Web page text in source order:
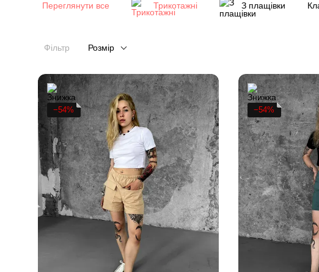
Переглянути все Трикотажні З плащівки
Фільтр Розмір
−54% −54%